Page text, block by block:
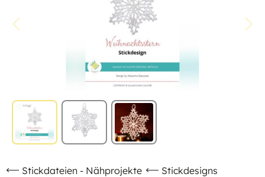
Stickdateien - Nähprojekte Stickdesigns